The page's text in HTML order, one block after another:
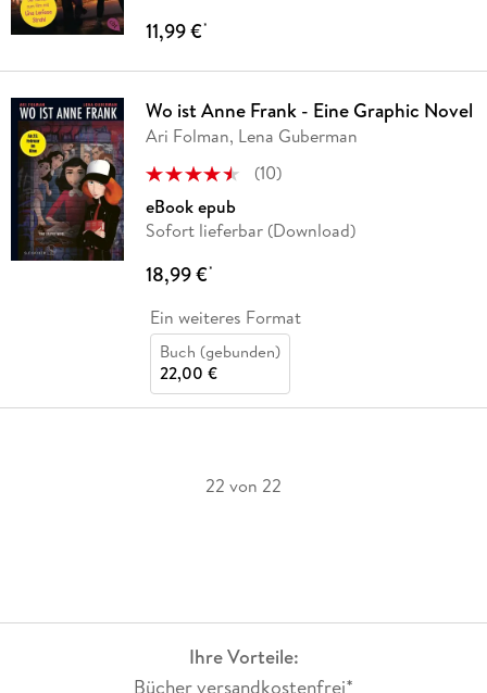
11,99 €*
Wo ist Anne Frank - Eine Graphic Novel
Ari Folman, Lena Guberman
(10)
eBook epub
Sofort lieferbar (Download)
18,99 €*
Ein weiteres Format
Buch (gebunden)
22,00 €
22 von 22
Ihre Vorteile:
Bücher versandkostenfrei*